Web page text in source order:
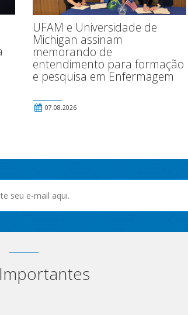
UFAM e Universidade de
Michigan assinam
memorando de
entendimento para formação
e pesquisa em Enfermagem
07.08.2026